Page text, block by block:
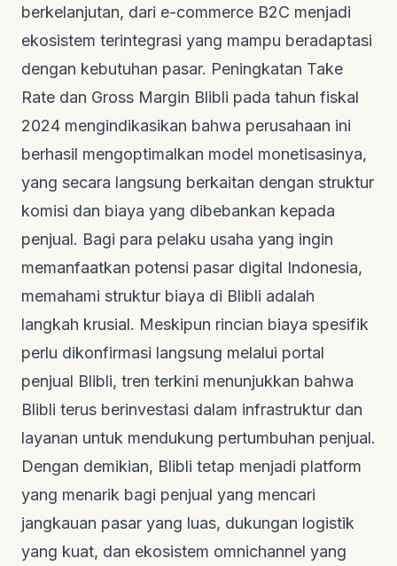
berkelanjutan, dari e-commerce B2C menjadi
ekosistem terintegrasi yang mampu beradaptasi
dengan kebutuhan pasar. Peningkatan Take
Rate dan Gross Margin Blibli pada tahun fiskal
2024 mengindikasikan bahwa perusahaan ini
berhasil mengoptimalkan model monetisasinya,
yang secara langsung berkaitan dengan struktur
komisi dan biaya yang dibebankan kepada
penjual. Bagi para pelaku usaha yang ingin
memanfaatkan potensi pasar digital Indonesia,
memahami struktur biaya di Blibli adalah
langkah krusial. Meskipun rincian biaya spesifik
perlu dikonfirmasi langsung melalui portal
penjual Blibli, tren terkini menunjukkan bahwa
Blibli terus berinvestasi dalam infrastruktur dan
layanan untuk mendukung pertumbuhan penjual.
Dengan demikian, Blibli tetap menjadi platform
yang menarik bagi penjual yang mencari
jangkauan pasar yang luas, dukungan logistik
yang kuat, dan ekosistem omnichannel yang